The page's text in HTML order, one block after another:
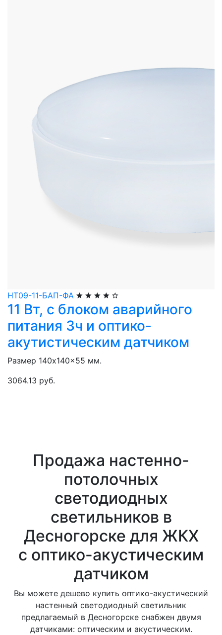
НТ09-11-БАП-ФА
11 Вт, с блоком аварийного
питания 3ч и оптико-
акутистическим датчиком
Размер 140x140x55 мм.
3064.13 руб.
Продажа настенно-
потолочных
светодиодных
светильников в
Десногорске для ЖКХ
с оптико-акустическим
датчиком
Вы можете дешево купить оптико-акустический
настенный светодиодный светильник
предлагаемый в Десногорске снабжен двумя
датчиками: оптическим и акустическим.